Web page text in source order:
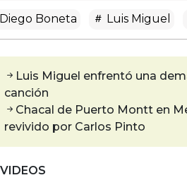
Diego Boneta Luis Miguel
Luis Miguel enfrentó una
canción
Chacal de Puerto Montt en
revivido por Carlos Pinto